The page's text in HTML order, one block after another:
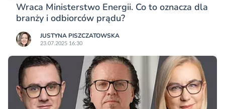
Wraca Ministerstwo Energii. Co to oznacza dla
branży i odbiorców prądu?
JUSTYNA PISZCZATOWSKA
23.07.2025 16:30